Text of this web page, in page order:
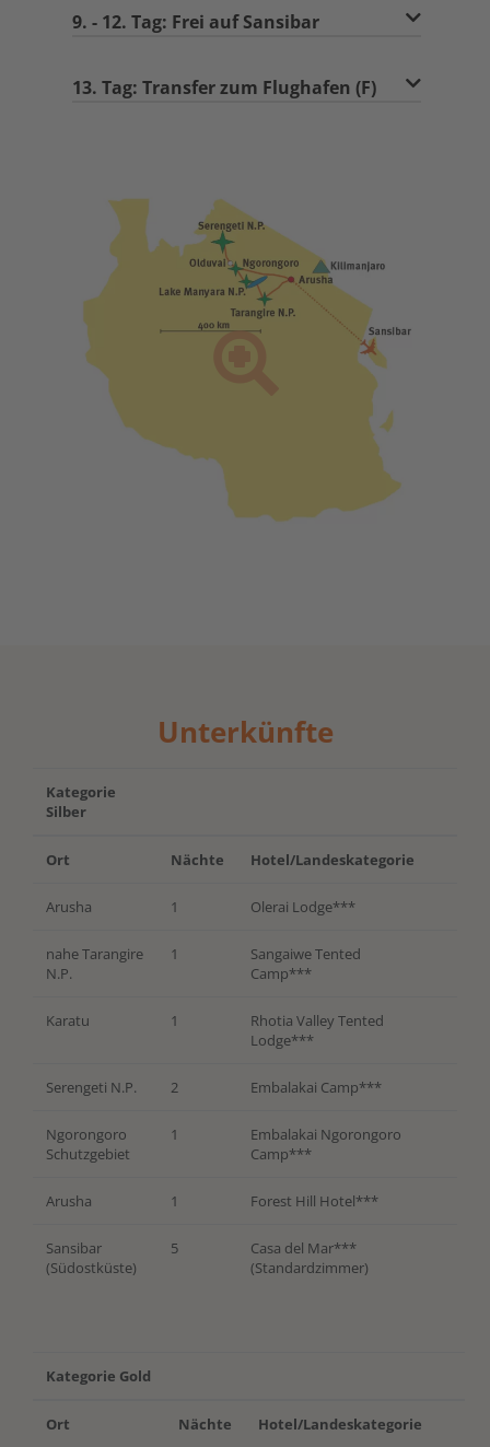
9. - 12. Tag: Frei auf Sansibar
13. Tag: Transfer zum Flughafen (F)
Unterkünfte
Kategorie
Silber
Ort Nächte Hotel/Landeskategorie
Arusha 1 Olerai Lodge***
nahe Tarangire
N.P.
1
Sangaiwe Tented
Camp***
Karatu 1
Rhotia Valley Tented
Lodge***
Serengeti N.P. 2 Embalakai Camp***
Ngorongoro
Schutzgebiet
1
Embalakai Ngorongoro
Camp***
Arusha 1 Forest Hill Hotel***
Sansibar
(Südostküste)
5
Casa del Mar***
(Standardzimmer)
Kategorie Gold
Ort Nächte Hotel/Landeskategorie